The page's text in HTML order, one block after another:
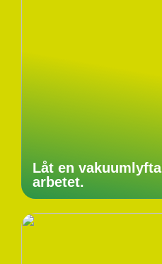
Låt en
arbetet.